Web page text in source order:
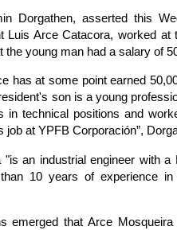
Dorgathen, asserted this
Luis Arce Catacora, worked at
young man had a salary of
has at some point earned
son is a young
in technical positions and
at YPFB Corporación”,
an industrial engineer with a
10 years of experience in
emerged that Arce Mosqueira